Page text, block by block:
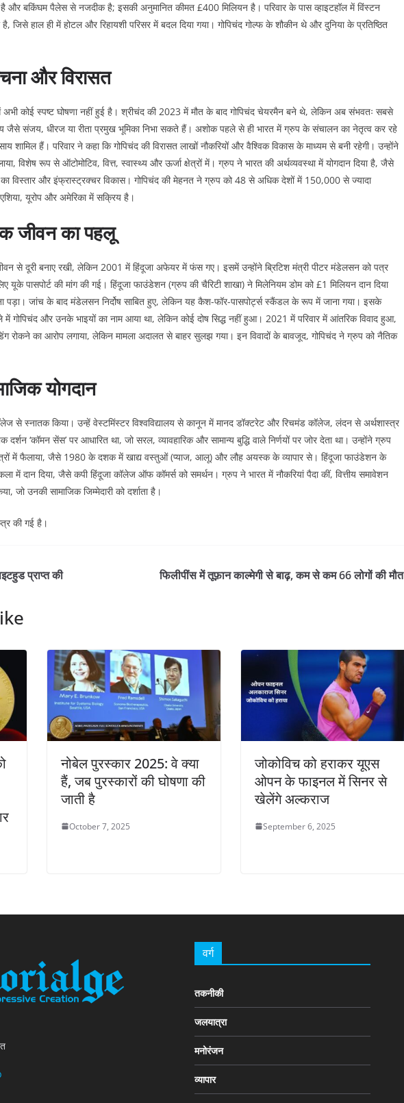
और बकिंघम पैलेस से नजदीक है; इसकी अनुमानित कीमत £400 मिलियन है। परिवार के पास व्हाइटहॉल में विंस्टन
जिसे हाल ही में होटल और रिहायशी परिसर में बदल दिया गया। गोपिचंद गोल्फ के शौकीन थे और दुनिया के प्रतिष्ठित
और विरासत
कोई स्पष्ट घोषणा नहीं हुई है। श्रीचंद की 2023 में मौत के बाद गोपिचंद चेयरमैन बने थे, लेकिन अब संभवतः सबसे
जैसे संजय, धीरज या रीता प्रमुख भूमिका निभा सकते हैं। अशोक पहले से ही भारत में ग्रुप के संचालन का नेतृत्व कर रहे
हैं। परिवार ने कहा कि गोपिचंद की विरासत लाखों नौकरियों और वैश्विक विकास के माध्यम से बनी रहेगी। उन्होंने
विशेष रूप से ऑटोमोटिव, वित्त, स्वास्थ्य और ऊर्जा क्षेत्रों में। ग्रुप ने भारत की अर्थव्यवस्था में योगदान दिया है, जैसे
का विस्तार और इंफ्रास्ट्रक्चर विकास। गोपिचंद की मेहनत ने ग्रुप को 48 से अधिक देशों में 150,000 से ज्यादा
एशिया, यूरोप और अमेरिका में सक्रिय है।​
जीवन का पहलू
जीवन से दूरी बनाए रखी, लेकिन 2001 में हिंदूजा अफेयर में फंस गए। इसमें उन्होंने ब्रिटिश मंत्री पीटर मंडेलसन को पत्र
पासपोर्ट की मांग की गई। हिंदूजा फाउंडेशन (ग्रुप की चैरिटी शाखा) ने मिलेनियम डोम को £1 मिलियन दान दिया
पड़ा। जांच के बाद मंडेलसन निर्दोष साबित हुए, लेकिन यह कैश-फॉर-पासपोर्ट्स स्कैंडल के रूप में जाना गया। इसके
गोपिचंद और उनके भाइयों का नाम आया था, लेकिन कोई दोष सिद्ध नहीं हुआ। 2021 में परिवार में आंतरिक विवाद हुआ,
रोकने का आरोप लगाया, लेकिन मामला अदालत से बाहर सुलझ गया। इन विवादों के बावजूद, गोपिचंद ने ग्रुप को नैतिक
योगदान
से स्नातक किया। उन्हें वेस्टमिंस्टर विश्वविद्यालय से कानून में मानद डॉक्टरेट और रिचमंड कॉलेज, लंदन से अर्थशास्त्र
‘कॉमन सेंस’ पर आधारित था, जो सरल, व्यावहारिक और सामान्य बुद्धि वाले निर्णयों पर जोर देता था। उन्होंने ग्रुप
में फैलाया, जैसे 1980 के दशक में खाद्य वस्तुओं (प्याज, आलू) और लौह अयस्क के व्यापार से। हिंदूजा फाउंडेशन के
में दान दिया, जैसे कपी हिंदूजा कॉलेज ऑफ कॉमर्स को समर्थन। ग्रुप ने भारत में नौकरियां पैदा कीं, वित्तीय समावेशन
जो उनकी सामाजिक जिम्मेदारी को दर्शाता है।
की गई है।
प्राप्त की फिलीपींस में तूफ़ान काल्मेगी से बाढ़, कम से कम 66 लोगों की मौत
नोबेल पुरस्कार 2025: वे क्या
हैं, जब पुरस्कारों की घोषणा की
जाती है
October 7, 2025
जोकोविच को हराकर यूएस
ओपन के फाइनल में सिनर से
खेलेंगे अल्कराज
September 6, 2025
वर्ग
तकनीकी
जलयात्रा
मनोरंजन
व्यापार